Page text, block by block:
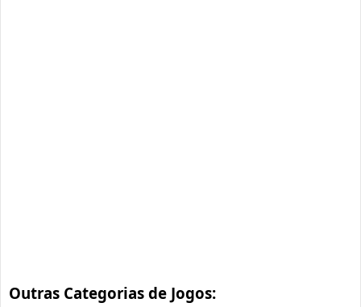
Outras Categorias de Jogos: